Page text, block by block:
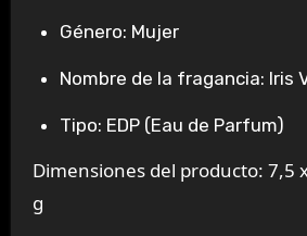
Género: Mujer
Nombre de la fragancia: Iris
Tipo: EDP (Eau de Parfum)
Dimensiones del producto: 7,5
g